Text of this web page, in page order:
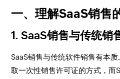
一、理解SaaS销售
1. SaaS销售与传统销
SaaS销售与传统软件销售有本
取一次性销售许可证的方式，而